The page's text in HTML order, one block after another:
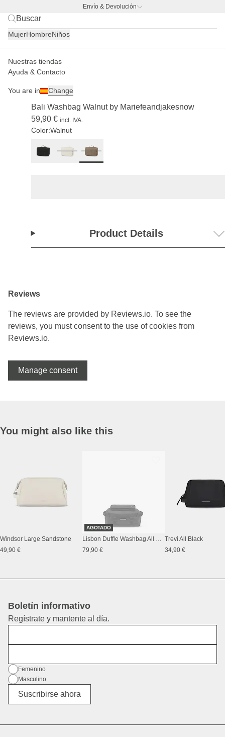
Envío & Devolución
MujerHombreNiños
Nuestras tiendas
Ayuda & Contacto
You are in Change
Hombre Accesorios
(190)
Bali Washbag Walnut by Mariefeandjakesnow
59,90 € incl. IVA.
Color:Walnut
Product Details
Reviews
The reviews are provided by Reviews.io. To see the
reviews, you must consent to the use of cookies from
Reviews.io.
Manage consent
You might also like this
Windsor Large Sandstone
49,90 €
AGOTADO
Lisbon Duffle Washbag All Black
79,90 €
Trevi All Black
34,90 €
Boletín informativo
Regístrate y mantente al día.
Género
Femenino
Masculino
Diverso
Suscribirse ahora